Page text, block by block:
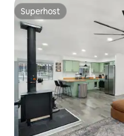
Superhost
Superhost